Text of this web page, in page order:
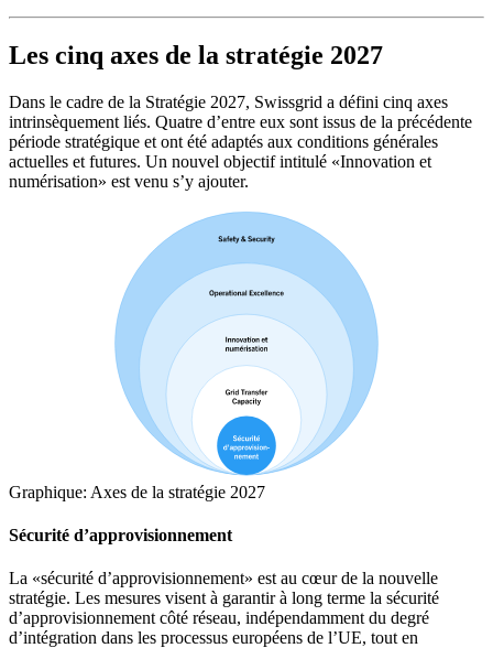
Les cinq axes de la stratégie 2027
Dans le cadre de la Stratégie 2027, Swissgrid a défini cinq axes
intrinsèquement liés. Quatre d’entre eux sont issus de la précédente
période stratégique et ont été adaptés aux conditions générales
actuelles et futures. Un nouvel objectif intitulé «Innovation et
numérisation» est venu s’y ajouter.
Graphique: Axes de la stratégie 2027
Sécurité d’approvisionnement
La «sécurité d’approvisionnement» est au cœur de la nouvelle
stratégie. Les mesures visent à garantir à long terme la sécurité
d’approvisionnement côté réseau, indépendamment du degré
d’intégration dans les processus européens de l’UE, tout en